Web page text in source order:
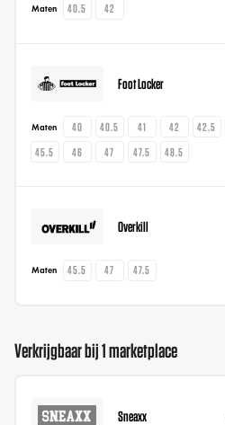
Maten 40.5 42
Foot Locker
Maten 40 40.5 41 42 42.5
45.5
46 47 47.5 48.5
Overkill
Maten 45.5 47 47.5
Verkrijgbaar bij 1 marketplace
Sneaxx